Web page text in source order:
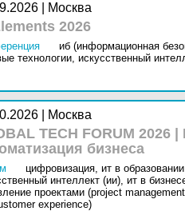
| Москва
2026
иб (информационная
технологии, искусственный
| Москва
TECH FORUM
бизнеса
цифровизация, ит в
интеллект (ии), ит в
проектами (project
experience)